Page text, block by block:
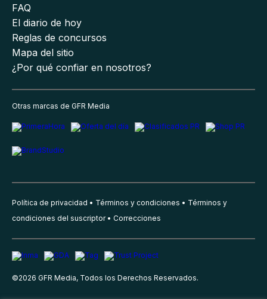
FAQ
El diario de hoy
Reglas de concursos
Mapa del sitio
¿Por qué confiar en nosotros?
Otras marcas de GFR Media
Política de privacidad Términos y condiciones
Términos y
condiciones del suscriptor
Correcciones
©2026 GFR Media, Todos los Derechos Reservados.